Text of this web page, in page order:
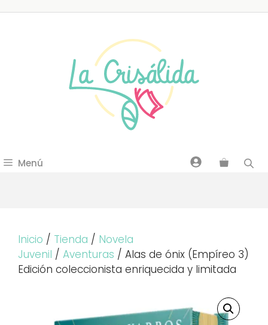
Menú
Inicio / Tienda / Novela
Juvenil / Aventuras / Alas de ónix (Empíreo 3)
Edición coleccionista enriquecida y limitada